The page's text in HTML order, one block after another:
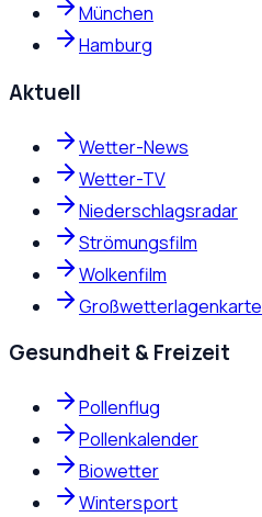
München
Hamburg
Aktuell
Wetter-News
Wetter-TV
Niederschlagsradar
Strömungsfilm
Wolkenfilm
Großwetterlagenkarte
Gesundheit & Freizeit
Pollenflug
Pollenkalender
Biowetter
Wintersport